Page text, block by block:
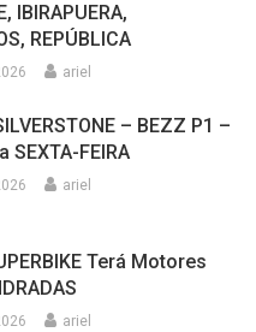
IBIRAPUERA,
REPÚBLICA
ariel
– BEZZ P1 –
SEXTA-FEIRA
ariel
Terá Motores
ariel